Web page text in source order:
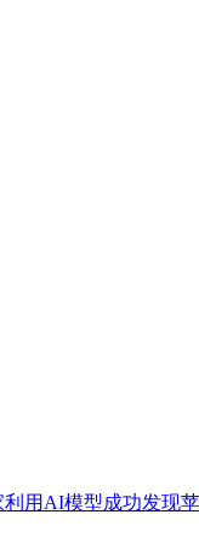
用AI模型成功发现